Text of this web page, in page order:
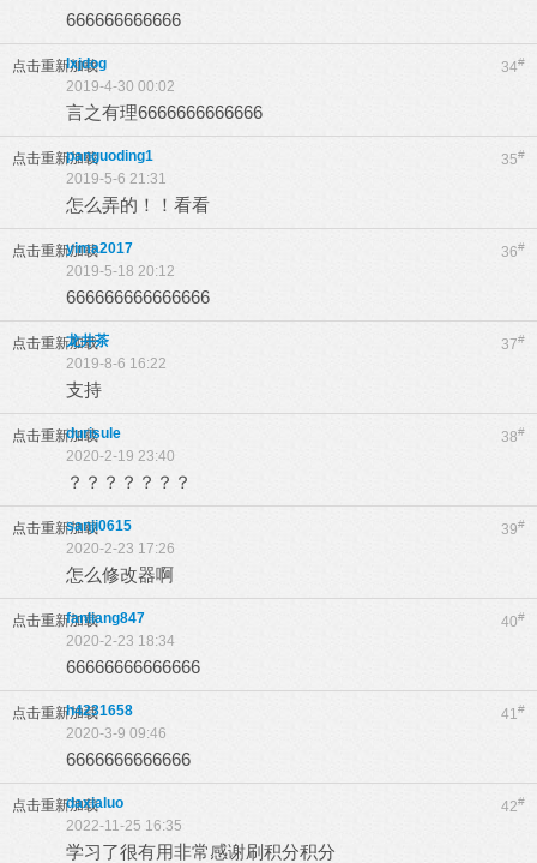
666666666666
点击重新加载 34#
lxjdog
2019-4-30 00:02
言之有理6666666666666
点击重新加载 35#
panguoding1
2019-5-6 21:31
怎么弄的！！看看
点击重新加载 36#
yima2017
2019-5-18 20:12
666666666666666
点击重新加载 37#
龙井茶
2019-8-6 16:22
支持
点击重新加载 38#
durisule
2020-2-19 23:40
？？？？？？？
点击重新加载 39#
sanji0615
2020-2-23 17:26
怎么修改器啊
点击重新加载 40#
fanliang847
2020-2-23 18:34
66666666666666
点击重新加载 41#
h4231658
2020-3-9 09:46
6666666666666
点击重新加载 42#
daxialuo
2022-11-25 16:35
学习了很有用非常感谢刷积分积分